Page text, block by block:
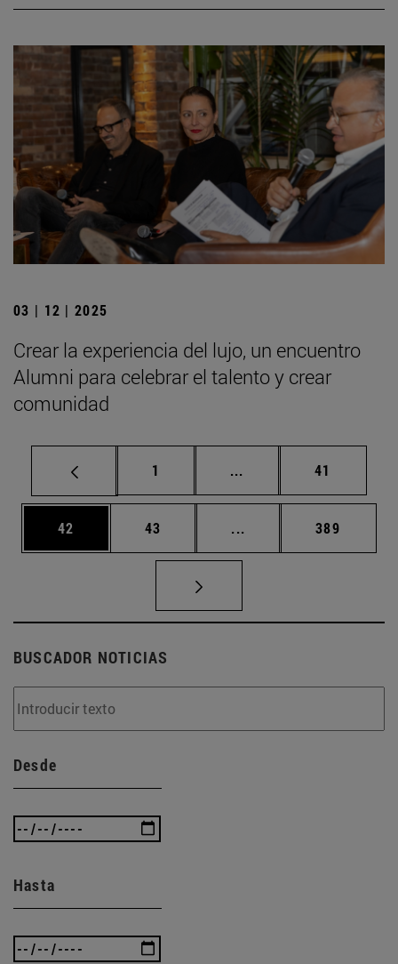
03 | 12 | 2025
Crear la experiencia del lujo, un encuentro
Alumni para celebrar el talento y crear
comunidad
Página
1 ... Páginas intermedias
Página
41
Página
42 Página
43 ... Páginas intermedias
Página
389
BUSCADOR NOTICIAS
Desde
Hasta